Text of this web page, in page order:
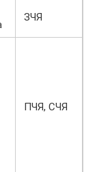
ЗЧЯ
ПЧЯ, СЧЯ